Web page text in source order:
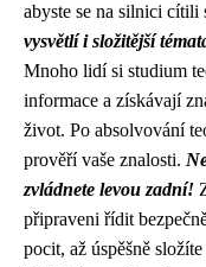
abyste se na silnici cítili
vysvětlí i složitější
Mnoho lidí si studium
informace a získávají
život. Po absolvování
prověří vaše znalosti.
zvládnete levou zadní!
připraveni řídit
pocit, až úspěšně